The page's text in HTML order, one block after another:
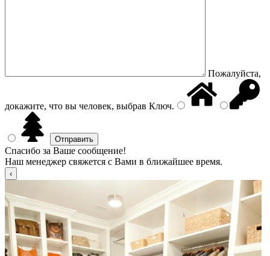
Пожалуйста,
докажите, что вы человек, выбрав Ключ.
Спасибо за Ваше сообщение!
Наш менеджер свяжется с Вами в ближайшее время.